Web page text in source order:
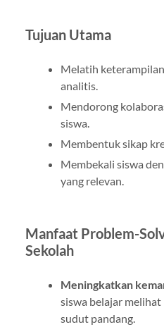
Tujuan Utama
Melatih
analitis.
Mendorong
siswa.
Membentuk sikap
Membekali siswa
yang relevan.
Manfaat Problem-
Sekolah
Meningkatkan
siswa belajar
sudut pandang.